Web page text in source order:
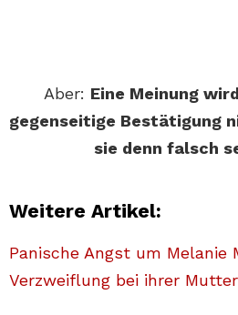
Aber: Eine Meinung
gegenseitige Bestätigung
sie denn falsch
Weitere Artikel:
Panische Angst um Melanie
Verzweiflung bei ihrer Mutter